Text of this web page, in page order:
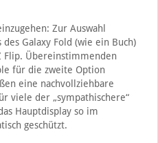
Zur Auswahl
Galaxy Fold (wie ein Buch)
Flip. Übereinstimmenden
für die zweite Option
eine nachvollziehbare
viele der „sympathischere“
Hauptdisplay so im
geschützt.